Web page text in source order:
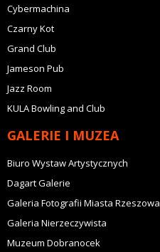
Cybermachina
Czarny Kot
Grand Club
Jameson Pub
Jazz Room
KULA Bowling and Club
GALERIE I MUZEA
Biuro Wystaw Artystycznych
Dagart Galerie
Galeria Fotografii Miasta Rzeszowa
Galeria Nierzeczywista
Muzeum Dobranocek